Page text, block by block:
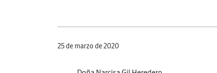
25 de marzo de 2020